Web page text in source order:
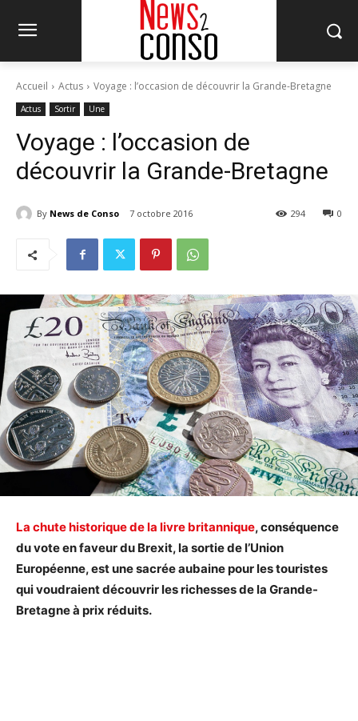
Accueil Actus Voyage : l’occasion de découvrir la Grande-Bretagne
Actus Sortir Une
Voyage : l’occasion de
découvrir la Grande-Bretagne
By News de Conso 7 octobre 2016 0
294
La chute historique de la livre britannique, conséquence
du vote en faveur du Brexit, la sortie de l’Union
Européenne, est une sacrée aubaine pour les touristes
qui voudraient découvrir les richesses de la Grande-
Bretagne à prix réduits.